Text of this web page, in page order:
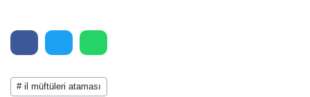
# il müftüleri ataması